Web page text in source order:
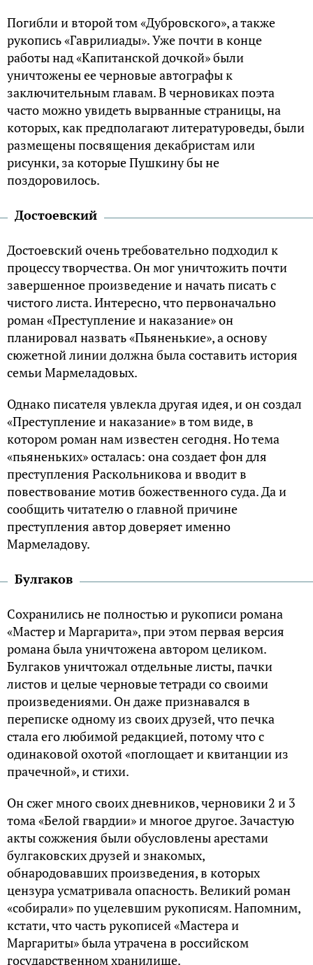
Погибли и второй том «Дубровского», а также
рукопись «Гаврилиады». Уже почти в конце
работы над «Капитанской дочкой» были
уничтожены ее черновые автографы к
заключительным главам. В черновиках поэта
часто можно увидеть вырванные страницы, на
которых, как предполагают литературоведы, были
размещены посвящения декабристам или
рисунки, за которые Пушкину бы не
поздоровилось.
Достоевский
Достоевский очень требовательно подходил к
процессу творчества. Он мог уничтожить почти
завершенное произведение и начать писать с
чистого листа. Интересно, что первоначально
роман «Преступление и наказание» он
планировал назвать «Пьяненькие», а основу
сюжетной линии должна была составить история
семьи Мармеладовых.
Однако писателя увлекла другая идея, и он создал
«Преступление и наказание» в том виде, в
котором роман нам известен сегодня. Но тема
«пьяненьких» осталась: она создает фон для
преступления Раскольникова и вводит в
повествование мотив божественного суда. Да и
сообщить читателю о главной причине
преступления автор доверяет именно
Мармеладову.
Булгаков
Сохранились не полностью и рукописи романа
«Мастер и Маргарита», при этом первая версия
романа была уничтожена автором целиком.
Булгаков уничтожал отдельные листы, пачки
листов и целые черновые тетради со своими
произведениями. Он даже признавался в
переписке одному из своих друзей, что печка
стала его любимой редакцией, потому что с
одинаковой охотой «поглощает и квитанции из
прачечной», и стихи.
Он сжег много своих дневников, черновики 2 и 3
тома «Белой гвардии» и многое другое. Зачастую
акты сожжения были обусловлены арестами
булгаковских друзей и знакомых,
обнародовавших произведения, в которых
цензура усматривала опасность. Великий роман
«собирали» по уцелевшим рукописям. Напомним,
кстати, что часть рукописей «Мастера и
Маргариты» была утрачена в российском
государственном хранилище.